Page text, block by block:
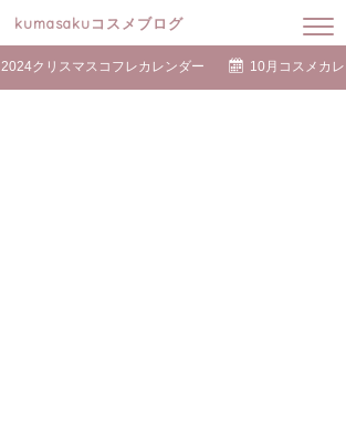
kumasakuコスメブログ
2024クリスマスコフレカレンダー 10月コスメカ